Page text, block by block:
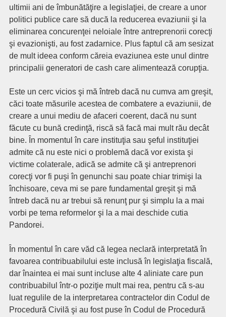
ultimii ani de îmbunătăţire a legislaţiei, de creare a unor
politici publice care să ducă la reducerea evaziunii şi la
eliminarea concurenţei neloiale între antreprenorii corecţi
şi evazionişti, au fost zadarnice. Plus faptul că am sesizat
de mult ideea conform căreia evaziunea este unul dintre
principalii generatori de cash care alimentează corupţia.
Este un cerc vicios şi mă întreb dacă nu cumva am greşit,
căci toate măsurile acestea de combatere a evaziunii, de
creare a unui mediu de afaceri coerent, dacă nu sunt
făcute cu bună credinţă, riscă să facă mai mult rău decât
bine. În momentul în care instituţia sau şeful instituţiei
admite că nu este nici o problemă dacă vor exista şi
victime colaterale, adică se admite că şi antreprenori
corecţi vor fi puşi în genunchi sau poate chiar trimişi la
închisoare, ceva mi se pare fundamental greşit şi mă
întreb dacă nu ar trebui să renunţ pur şi simplu la a mai
vorbi pe tema reformelor şi la a mai deschide cutia
Pandorei.
În momentul în care văd că legea neclară interpretată în
favoarea contribuabilului este inclusă în legislaţia fiscală,
dar înaintea ei mai sunt incluse alte 4 aliniate care pun
contribuabilul într-o poziţie mult mai rea, pentru că s-au
luat regulile de la interpretarea contractelor din Codul de
Procedură Civilă şi au fost puse în Codul de Procedură